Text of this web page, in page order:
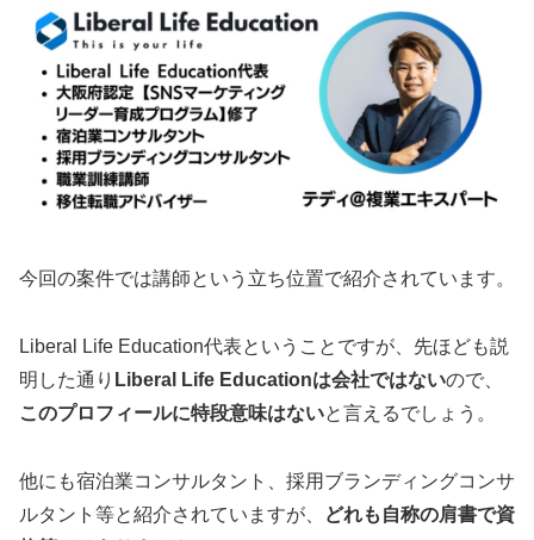
今回の案件では講師という立ち位置で紹介されています。
Liberal Life Education代表ということですが、先ほども説
明した通り Liberal Life Educationは会社ではないので、
このプロフィールに特段意味はないと言えるでしょう。
他にも宿泊業コンサルタント、採用ブランディングコンサ
ルタント等と紹介されていますが、
どれも自称の肩書で資